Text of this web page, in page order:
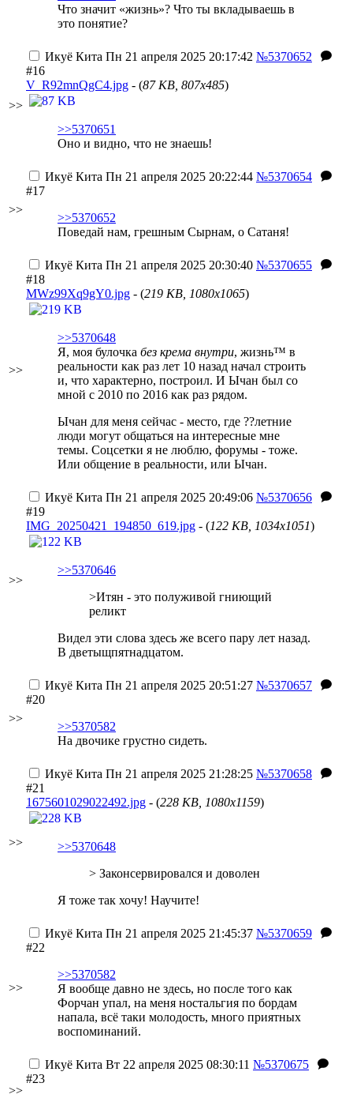
Что значит «жизнь»? Что ты вкладываешь в
это понятие?
>>
Икуё Кита Пн 21 апреля 2025 20:17:42 №5370652
#16
V_R92mnQgC4.jpg - (87 KB, 807x485)
>>5370651
Оно и видно, что не знаешь!
>>
Икуё Кита Пн 21 апреля 2025 20:22:44 №5370654
#17
>>5370652
Поведай нам, грешным Сырнам, о Сатаня!
>>
Икуё Кита Пн 21 апреля 2025 20:30:40 №5370655
#18
MWz99Xq9gY0.jpg - (219 KB, 1080x1065)
>>5370648
Я, моя булочка без крема внутри, жизнь™ в
реальности как раз лет 10 назад начал строить
и, что характерно, построил. И Ычан был со
мной с 2010 по 2016 как раз рядом.
Ычан для меня сейчас - место, где ??летние
люди могут общаться на интересные мне
темы. Соцсетки я не люблю, форумы - тоже.
Или общение в реальности, или Ычан.
>>
Икуё Кита Пн 21 апреля 2025 20:49:06 №5370656
#19
IMG_20250421_194850_619.jpg - (122 KB, 1034x1051)
>>5370646
>Итян - это полуживой гниющий
реликт
Видел эти слова здесь же всего пару лет назад.
В дветыщпятнадцатом.
>>
Икуё Кита Пн 21 апреля 2025 20:51:27 №5370657
#20
>>5370582
На двочике грустно сидеть.
>>
Икуё Кита Пн 21 апреля 2025 21:28:25 №5370658
#21
1675601029022492.jpg - (228 KB, 1080x1159)
>>5370648
> Законсервировался и доволен
Я тоже так хочу! Научите!
>>
Икуё Кита Пн 21 апреля 2025 21:45:37 №5370659
#22
>>5370582
Я вообще давно не здесь, но после того как
Форчан упал, на меня ностальгия по бордам
напала, всё таки молодость, много приятных
воспоминаний.
>>
Икуё Кита Вт 22 апреля 2025 08:30:11 №5370675
#23